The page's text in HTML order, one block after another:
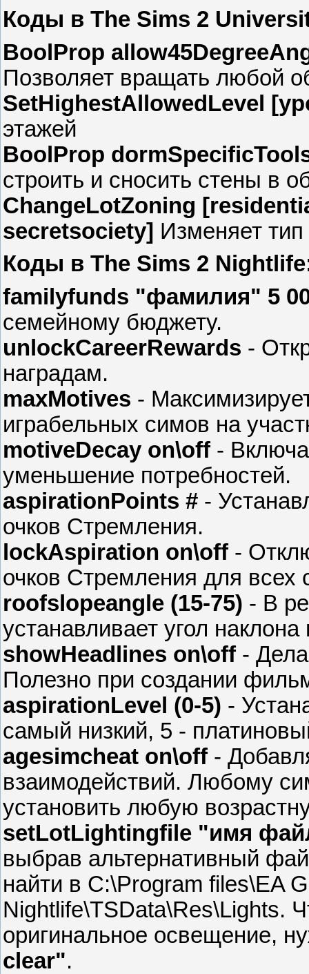
Коды в The Sims 2
BoolProp
Позволяет вращать любой
SetHighestAllowedLevel
этажей
BoolProp
строить и сносить стены в
ChangeLotZoning
secretsociety] Изменяет
Коды в The Sims 2
familyfunds "фамилия" 5
семейному бюджету.
unlockCareerRewards -
наградам.
maxMotives -
играбельных симов на
motiveDecay on\off -
уменьшение потребностей.
aspirationPoints # -
очков Стремления.
lockAspiration on\off -
очков Стремления для всех
roofslopeangle (15-75) - В
устанавливает угол
showHeadlines on\off -
Полезно при создании
aspirationLevel (0-5) -
самый низкий, 5 -
agesimcheat on\off -
взаимодействий. Любому
установить любую
setLotLightingfile "имя
выбрав альтернативный
найти в C:\Program files\EA
Nightlife\TSData\Res\Lights.
оригинальное освещение,
clear".